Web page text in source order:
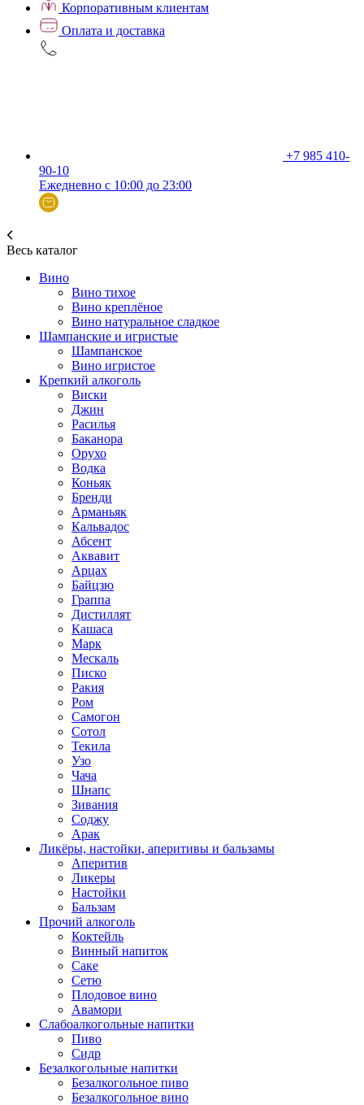
Корпоративным клиентам
Оплата и доставка
+7 985 410-
90-10
Ежедневно с 10:00 до 23:00
Весь каталог
Вино
Вино тихое
Вино креплёное
Вино натуральное сладкое
Шампанские и игристые
Шампанское
Вино игристое
Крепкий алкоголь
Виски
Джин
Расилья
Баканора
Орухо
Водка
Коньяк
Бренди
Арманьяк
Кальвадос
Абсент
Аквавит
Арцах
Байцзю
Граппа
Дистиллят
Кашаса
Марк
Мескаль
Писко
Ракия
Ром
Самогон
Сотол
Текила
Узо
Чача
Шнапс
Зивания
Соджу
Арак
Ликёры, настойки, аперитивы и бальзамы
Аперитив
Ликеры
Настойки
Бальзам
Прочий алкоголь
Коктейль
Винный напиток
Саке
Сетю
Плодовое вино
Авамори
Слабоалкогольные напитки
Пиво
Сидр
Безалкогольные напитки
Безалкогольное пиво
Безалкогольное вино